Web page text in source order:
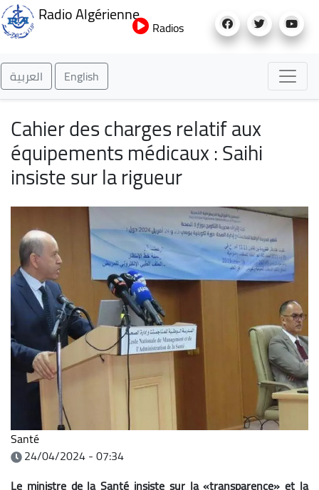
au
Radio Algérienne
Radios
العربية English
Cahier des charges relatif aux
équipements médicaux : Saihi
insiste sur la rigueur
Santé
24/04/2024 - 07:34
Le ministre de la Santé insiste sur la «transparence» et la